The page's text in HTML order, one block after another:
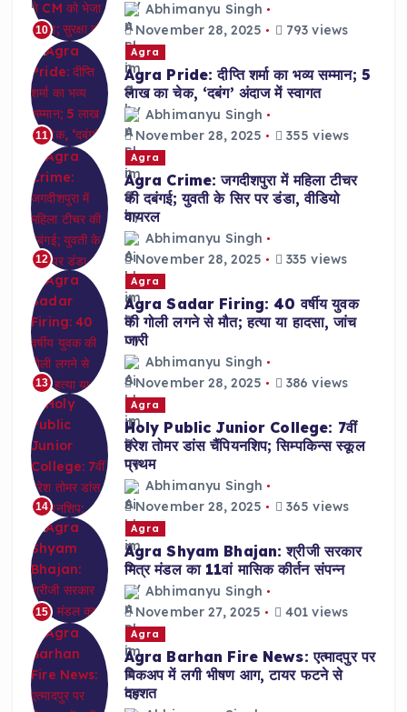
10
Abhimanyu Singh
November 28, 2025
793 views
11
Agra
Agra Pride: दीप्ति शर्मा का भव्य सम्मान; 5
लाख का चेक, ‘दबंग’ अंदाज में स्वागत
Abhimanyu Singh
November 28, 2025
355 views
12
Agra
Agra Crime: जगदीशपुरा में महिला टीचर
की दबंगई; युवती के सिर पर डंडा, वीडियो
वायरल
Abhimanyu Singh
November 28, 2025
335 views
13
Agra
Agra Sadar Firing: 40 वर्षीय युवक
की गोली लगने से मौत; हत्या या हादसा, जांच
जारी
Abhimanyu Singh
November 28, 2025
386 views
14
Agra
Holy Public Junior College: 7वीं
हरेश तोमर डांस चैंपियनशिप; सिम्पकिन्स स्कूल
प्रथम
Abhimanyu Singh
November 28, 2025
365 views
15
Agra
Agra Shyam Bhajan: श्रीजी सरकार
मित्र मंडल का 11वां मासिक कीर्तन संपन्न
Abhimanyu Singh
November 27, 2025
401 views
Agra
Agra Barhan Fire News: एत्मादपुर पर
पिकअप में लगी भीषण आग, टायर फटने से
दहशत